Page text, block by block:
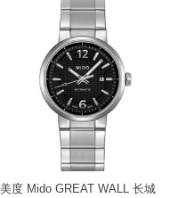
美度 Mido GREAT WALL 长城